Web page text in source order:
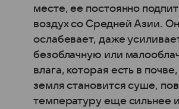
месте, ее постоянно
воздух со Средней Азии.
ослабевает, даже
безоблачную или
влага, которая есть в
земля становится суше,
температуру еще сильнее